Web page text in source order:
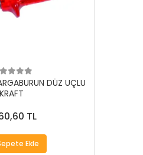
DÜZ UÇLU
KRAFT
TL
Ekle